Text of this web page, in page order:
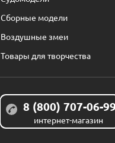
Сборные модели
Воздушные змеи
Товары для творчества
8 (800) 707-06-
интернет-магазин